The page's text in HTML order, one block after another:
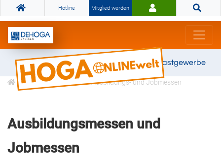
Hotline Mitglied werden
Gemeinsam stark für das Gastgewerbe
Veranstaltungen Ausbildungs- und Jobmessen
Ausbildungsmessen und
Jobmessen